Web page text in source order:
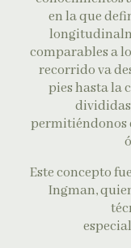
en la que
comparables a
recorrido va
pies hasta la
divididas
permitiéndonos
Este concepto
Ingman,